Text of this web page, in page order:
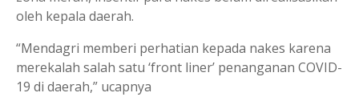
oleh kepala daerah.
“Mendagri memberi perhatian kepada nakes karena
merekalah salah satu ‘front liner’ penanganan COVID-
19 di daerah,” ucapnya